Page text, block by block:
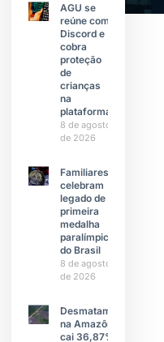
AGU se
reúne com
Discord e
cobra
proteção
de
crianças
na
plataforma
8 de agosto
de 2026
Familiares
celebram
legado de
primeira
medalha
paralímpica
do Brasil
8 de agosto
de 2026
Desmatamento
na Amazônia
cai 36,87% no